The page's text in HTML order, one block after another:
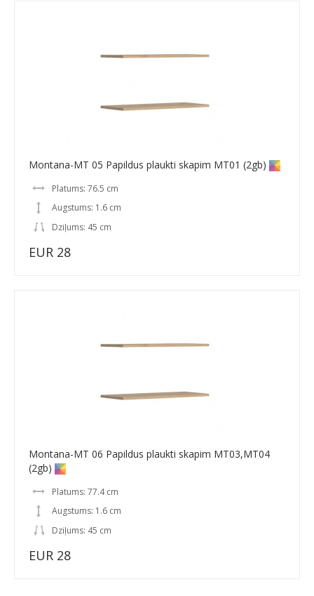
Montana-MT 05 Papildus plaukti skapim MT01 (2gb)
Platums: 76.5 cm
Augstums: 1.6 cm
Dziļums: 45 cm
EUR 28
Montana-MT 06 Papildus plaukti skapim MT03,MT04
(2gb)
Platums: 77.4 cm
Augstums: 1.6 cm
Dziļums: 45 cm
EUR 28